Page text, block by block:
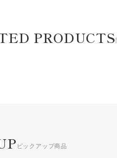
PRODUCTS
ピックアップ商品